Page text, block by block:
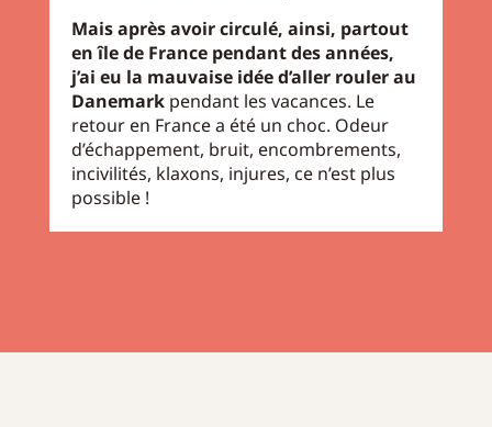
Mais après avoir circulé, ainsi, partout
en île de France pendant des années,
j’ai eu la mauvaise idée d’aller rouler au
Danemarkpendant les vacances. Le
retour en France a été un choc. Odeur
d’échappement, bruit, encombrements,
incivilités, klaxons, injures, ce n’est plus
possible !